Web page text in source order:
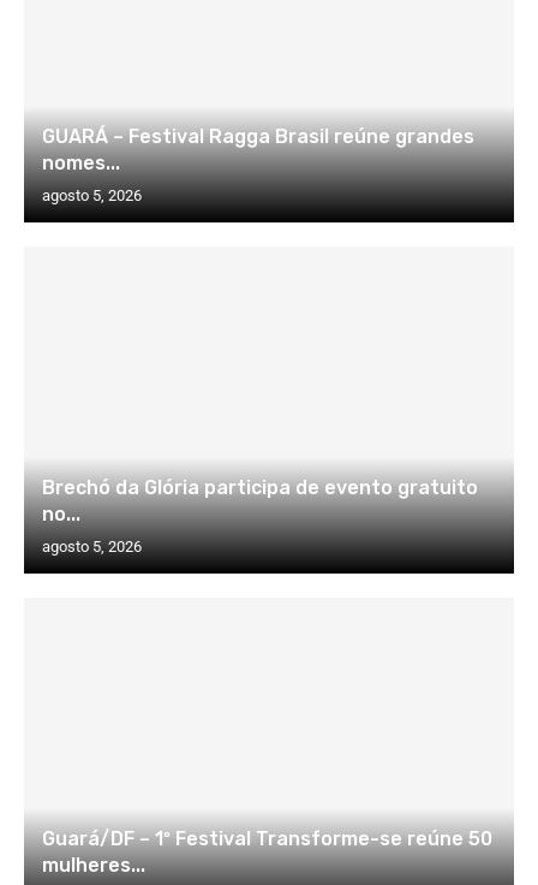
GUARÁ – Festival Ragga Brasil reúne grandes
nomes...
agosto 5, 2026
Brechó da Glória participa de evento gratuito
no...
agosto 5, 2026
Guará/DF – 1º Festival Transforme-se reúne 50
mulheres...